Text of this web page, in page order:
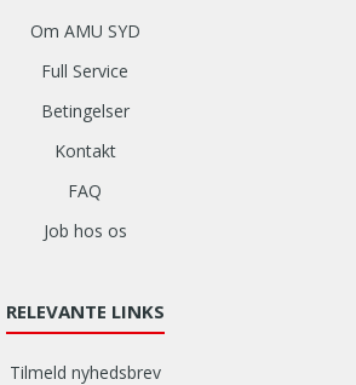
Om AMU SYD
Full Service
Betingelser
Kontakt
FAQ
Job hos os
RELEVANTE LINKS
Tilmeld nyhedsbrev